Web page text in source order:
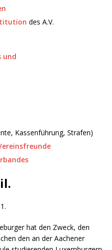
des A.V.
und
Kassenführung, Strafen)
hat den Zweck, den
den an der Aachener